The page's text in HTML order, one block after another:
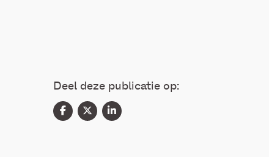
Deel deze publicatie op: